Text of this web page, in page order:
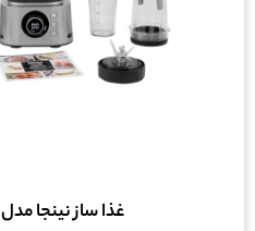
غذا ساز نینجا مدل Ninja CB400